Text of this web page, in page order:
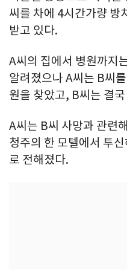
씨를 차에 4시간가량 방
받고 있다.
A씨의 집에서 병원까지
알려졌으나 A씨는 B씨
원을 찾았고, B씨는 결
A씨는 B씨 사망과 관련
청주의 한 모텔에서 투
로 전해졌다.